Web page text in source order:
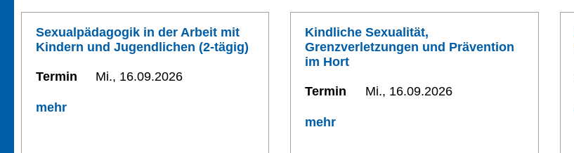
Sexualpädagogik in der Arbeit mit
Kindern und Jugendlichen (2-tägig)
Termin Mi., 16.09.2026
mehr
Kindliche Sexualität,
Grenzverletzungen und Prävention
im Hort
Termin Mi., 16.09.2026
mehr